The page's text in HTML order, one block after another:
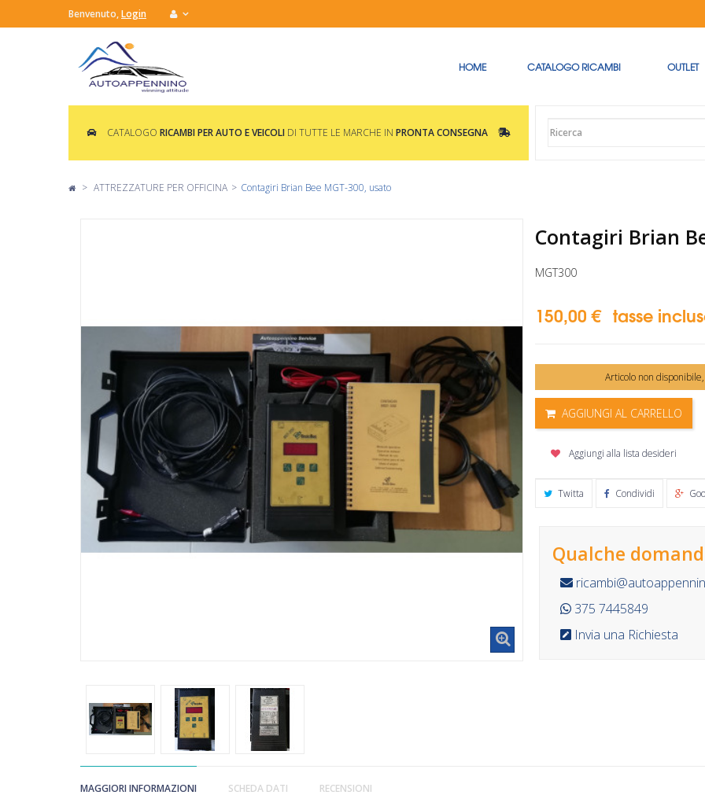
Benvenuto,Login
HOME CATALOGO RICAMBI OUTLET
CATALOGO RICAMBI PER AUTO E VEICOLI DI TUTTE LE MARCHE IN PRONTA CONSEGNA
> ATTREZZATURE PER OFFICINA > Contagiri Brian Bee MGT-300, usato
Contagiri Brian
MGT300
150,00 € tasse
Articolo non
AGGIUNGI AL CARRELLO
Aggiungi alla lista desideri
Twitta Condividi
Qualche
375 7445849
Invia una Richiesta
MAGGIORI INFORMAZIONI SCHEDA DATI RECENSIONI